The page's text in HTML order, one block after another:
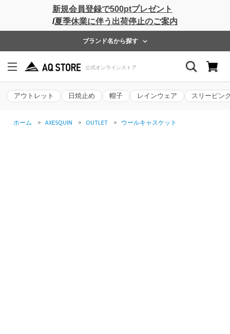
新規会員登録で500ptプレゼント
/夏季休業に伴う出荷停止のご案内
ブランド名から探す
アウトレット 日焼止め 帽子 レインウェア スリーピン
ホーム > AXESQUIN > OUTLET > ウールキャスケット